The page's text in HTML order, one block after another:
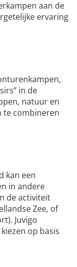
aan de
ervaring
in de
natuur en
te combineren
kan een
in andere
de activiteit
Zee, of
Juvigo
op basis